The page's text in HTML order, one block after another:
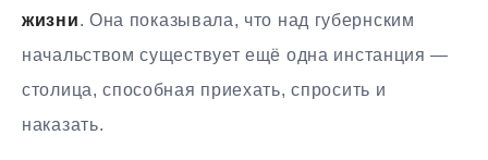
жизни. Она показывала, что над губернским
начальством существует ещё одна инстанция —
столица, способная приехать, спросить и
наказать.